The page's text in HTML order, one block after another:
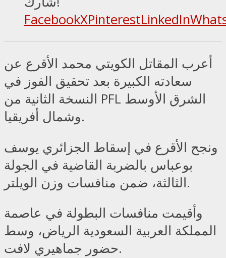
FacebookXPinterestLinkedIn
أعرب المقاتل الكويتي محمد الأقرع عن
سعادته الكبيرة بعد تحقيق الفوز في
النسخة الثانية من PFL الشرق الأوسط
وشمال أفريقيا.
ونجح الأقرع في إسقاط الجزائري يوسف
بوعباس بالضربة القاضية في الجولة
الثالثة، ضمن منافسات وزن الويلتر.
وأقيمت منافسات البطولة في عاصمة
المملكة العربية السعودية الرياض، وسط
حضور جماهيري لافت.